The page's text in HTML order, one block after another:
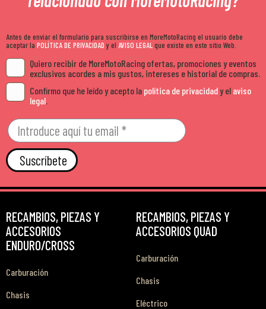
Antes de enviar el formulario para suscribirse en MoreMotoRacing el usuario debe
aceptar la POLÍTICA DE PRIVACIDADy el AVISO LEGALque existe en este sitio Web.
Quiero recibir de MoreMotoRacing ofertas, promociones y eventos
exclusivos acordes a mis gustos, intereses e historial de compras.
Confirmo que he leído y acepto la política de privacidady el aviso
legal
Suscríbete
RECAMBIOS, PIEZAS Y
ACCESORIOS
ENDURO/CROSS
Carburación
Chasis
RECAMBIOS, PIEZAS Y
ACCESORIOS QUAD
Carburación
Chasis
Eléctrico